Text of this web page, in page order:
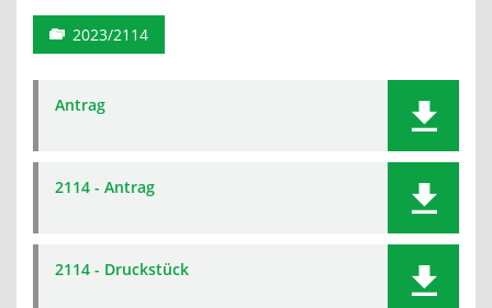
2023/2114
Antrag
2114 - Antrag
2114 - Druckstück